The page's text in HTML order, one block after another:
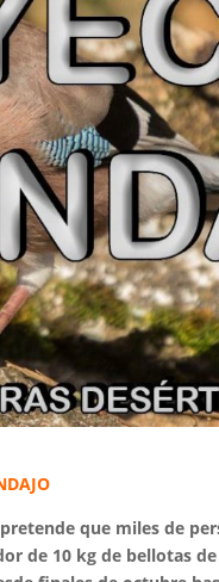
que miles de
de 10 kg de bellotas